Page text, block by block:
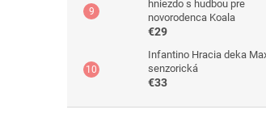
hniezdo s hudbou pre
novorodenca Koala
€29
Infantino Hracia deka
senzorická
€33